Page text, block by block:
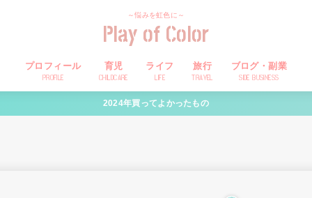
～悩みを虹色に～
Play of Color
プロフィール
PROFILE
育児
CHILDCARE
ライフ
LIFE
旅行
TRAVEL
ブログ・副業
SIDE BUSINESS
2024年買ってよかったもの